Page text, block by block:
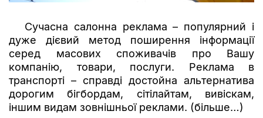
Сучасна салонна реклама – популярний і
дуже дієвий метод поширення інформації
серед масових споживачів про Вашу
компанію, товари, послуги. Реклама в
транспорті – справді достойна альтернатива
дорогим бігбордам, сітілайтам, вивіскам,
іншим видам зовнішньої реклами. (більше…)